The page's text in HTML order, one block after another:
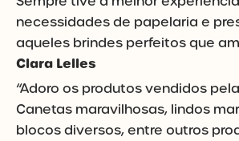
necessidades de papelaria e
aqueles brindes perfeitos que
Clara Lelles
“Adoro os produtos vendidos
Canetas maravilhosas, lindos
blocos diversos, entre outros